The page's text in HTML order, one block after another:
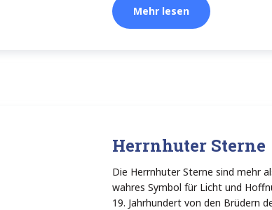
Mehr lesen
Herrnhuter Sterne
Die Herrnhuter Sterne sind mehr
wahres Symbol für Licht und
19. Jahrhundert von den Brüdern